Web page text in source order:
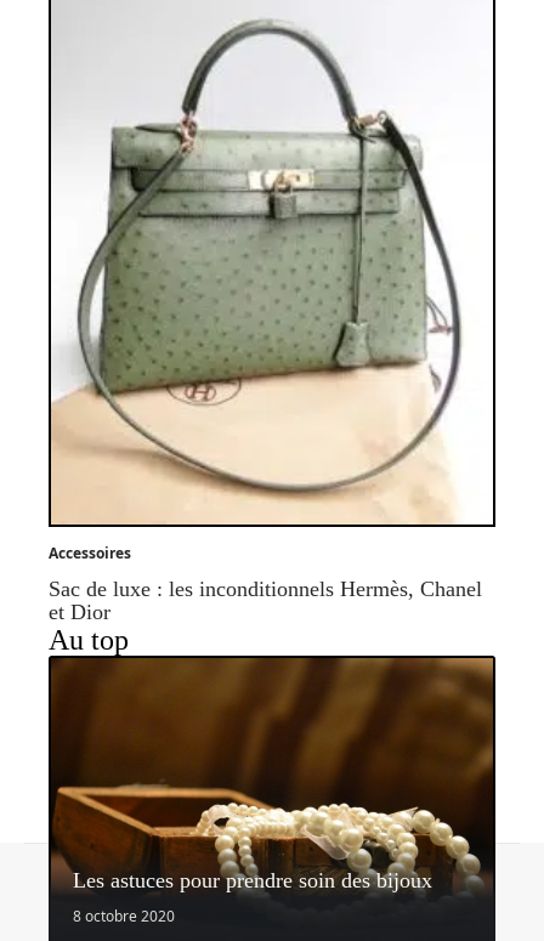
Accessoires
Sac de luxe : les inconditionnels Hermès, Chanel
et Dior
Au top
Les astuces pour prendre soin des bijoux
8 octobre 2020
Contact Mentions légales Sitemap